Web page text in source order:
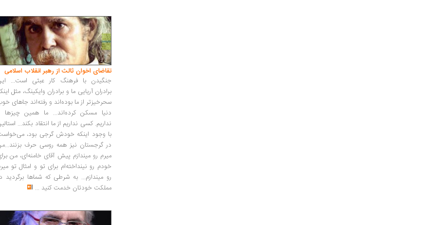
تقاضای اخوان ثالث از رهبر انقلاب اسلامی
جنگیدن با فرهنگ کار عبثی است...
برادران آریایی ما و برادران وایکینگ، مثل
سحرخیزتر از ما بوده‌اند و رفته‌اند جاهای
دنیا مسکن کرده‌اند... ما همین چیزها
نداریم. کسی نداریم از ما انتقاد بکند...
با وجود اینکه خودش گرجی بود،
در گرجستان نیز همه روسی حرف
میرم رو میندازم پیش آقای خامنه‌ای، من
خودم رو نینداخته‌ام برای تو و امثال تو
رو میندازم... به شرطی که شماها برگردید
مملکت خودتان خدمت کنید ...